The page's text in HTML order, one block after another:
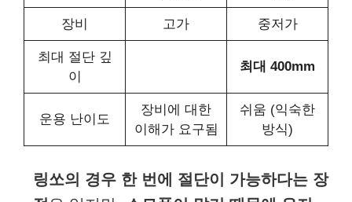
장비 고가 중저가
최대 절단 깊
이
최대 400mm
운용 난이도
장비에 대한
이해가 요구됨
쉬움 (익숙한
방식)
링쏘의 경우 한 번에 절단이 가능하다는 장